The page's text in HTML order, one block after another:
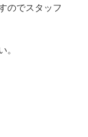
のでスタッフ
。